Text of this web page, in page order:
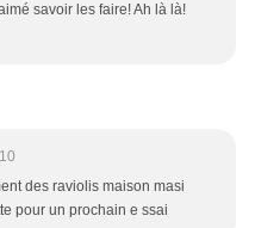
savoir les faire! Ah là là!
des raviolis maison masi
pour un prochain e ssai